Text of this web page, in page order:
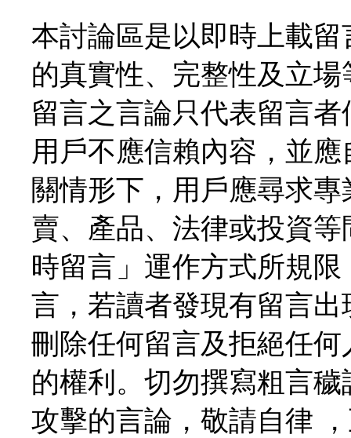
本討論區是以即時上載
的真實性、完整性及立
留言之言論只代表留言
用戶不應信賴內容，並
關情形下，用戶應尋求
賣、產品、法律或投資
時留言」運作方式所規
言，若讀者發現有留言
刪除任何留言及拒絕任
的權利。切勿撰寫粗言
攻擊的言論，敬請自律